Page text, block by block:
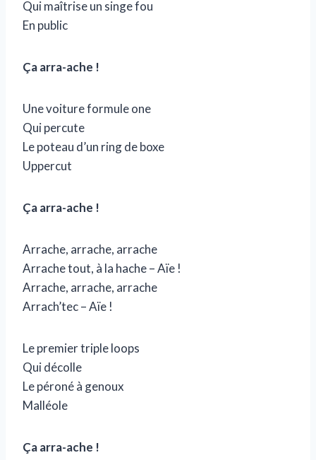
Qui maîtrise un singe fou
En public
Ça arra-ache !
Une voiture formule one
Qui percute
Le poteau d’un ring de boxe
Uppercut
Ça arra-ache !
Arrache, arrache, arrache
Arrache tout, à la hache – Aïe !
Arrache, arrache, arrache
Arrach’tec – Aïe !
Le premier triple loops
Qui décolle
Le péroné à genoux
Malléole
Ça arra-ache !